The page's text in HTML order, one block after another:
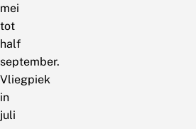
mei
tot
half
september.
Vliegpiek
in
juli